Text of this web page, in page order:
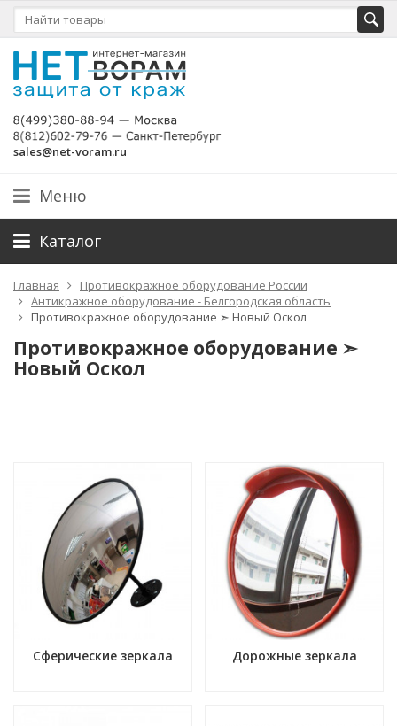
sales@net-voram.ru
Меню
Каталог
Главная
Противокражное оборудование России
Антикражное оборудование - Белгородская область
Противокражное оборудование ➣ Новый Оскол
Противокражное оборудование ➣
Новый Оскол
Сферические зеркала Дорожные зеркала